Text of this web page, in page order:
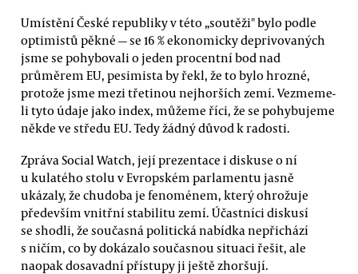
Umístění České republiky v této „soutěži" bylo podle
optimistů pěkné — se 16 % ekonomicky deprivovaných
jsme se pohybovali o jeden procentní bod nad
průměrem EU, pesimista by řekl, že to bylo hrozné,
protože jsme mezi třetinou nejhorších zemí. Vezmeme-
li tyto údaje jako index, můžeme říci, že se pohybujeme
někde ve středu EU. Tedy žádný důvod k radosti.
Zpráva Social Watch, její prezentace i diskuse o ní
u kulatého stolu v Evropském parlamentu jasně
ukázaly, že chudoba je fenoménem, který ohrožuje
především vnitřní stabilitu zemí. Účastníci diskusí
se shodli, že současná politická nabídka nepřichází
s ničím, co by dokázalo současnou situaci řešit, ale
naopak dosavadní přístupy ji ještě zhoršují.